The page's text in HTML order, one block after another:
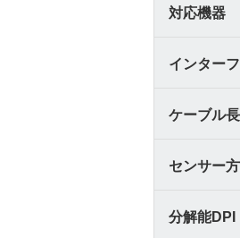
対応機器
インター
ケーブル長
センサー
分解能DPI